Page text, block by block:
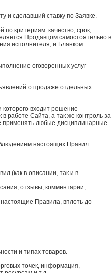
и сделавший ставку по Заявке.
по критериям: качество, срок,
Продавцом самостоятельно в
исполнителя, и Бланком
оговоренных услуг
о продаже отдельных
входит решение
работе Сайта, а так же контроль за
применять любые дисциплинарные
настоящих Правил
(как в описании, так и в
отзывы, комментарии,
Правила, вплоть до
и типах товаров.
точек, информация,